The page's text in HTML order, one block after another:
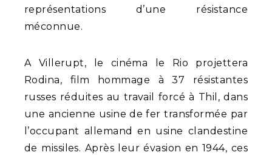
représentations d’une résistance
méconnue.
A Villerupt, le cinéma le Rio projettera
Rodina, film hommage à 37 résistantes
russes réduites au travail forcé à Thil, dans
une ancienne usine de fer transformée par
l’occupant allemand en usine clandestine
de missiles. Après leur évasion en 1944, ces